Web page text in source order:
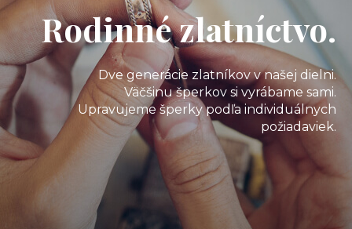
Rodinné zlatníctvo.
Dve generácie zlatníkov v našej dielni.
Väčšinu šperkov si vyrábame sami.
Upravujeme šperky podľa individuálnych
požiadaviek.